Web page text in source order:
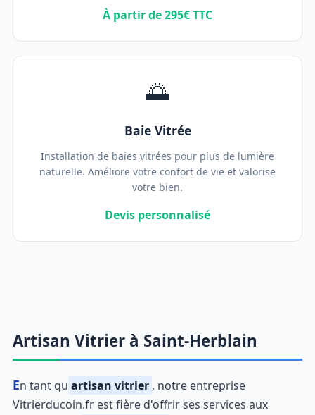
À partir de 295€ TTC
🌅
Baie Vitrée
Installation de baies vitrées pour plus de lumière
naturelle. Améliore votre confort de vie et valorise
votre bien.
Devis personnalisé
Artisan Vitrier à Saint-Herblain
En tant qu artisan vitrier , notre entreprise
Vitrierducoin.fr est fière d'offrir ses services aux